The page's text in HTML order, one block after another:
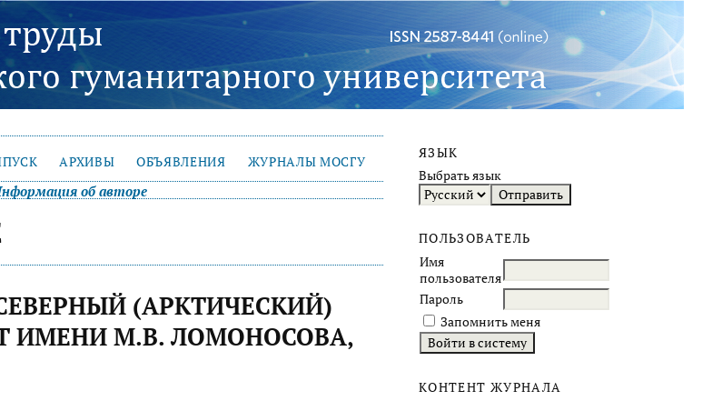
ЯЗЫК
Выбрать язык
ПОЛЬЗОВАТЕЛЬ
Имя
пользователя
Пароль
Запомнить меня
КОНТЕНТ ЖУРНАЛА
АРХИВЫ ОБЪЯВЛЕНИЯ ЖУРНАЛЫ МОСГУ
об авторе
(АРКТИЧЕСКИЙ)
ИМЕНИ М.В. ЛОМОНОСОВА,